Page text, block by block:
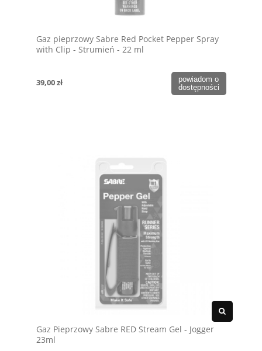
Gaz pieprzowy Sabre Red Pocket Pepper Spray
with Clip - Strumień - 22 ml
39,00 zł
powiadom o
dostępności
Gaz Pieprzowy Sabre RED Stream Gel - Jogger
23ml